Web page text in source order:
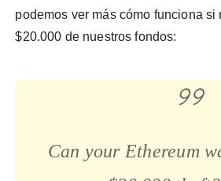
podemos ver más cómo funciona si
$20.000 de nuestros fondos:
Can your Ethereum